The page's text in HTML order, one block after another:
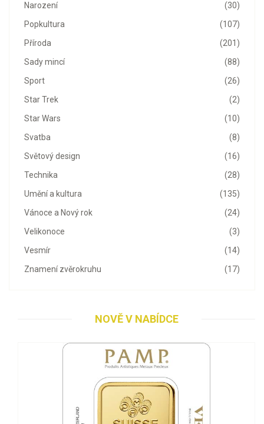
(30)
Narození
(107)
Popkultura
(201)
Příroda
(88)
Sady mincí
(26)
Sport
(2)
Star Trek
(10)
Star Wars
(8)
Svatba
(16)
Světový design
(28)
Technika
(135)
Umění a kultura
(24)
Vánoce a Nový rok
(3)
Velikonoce
(14)
Vesmír
(17)
Znamení zvěrokruhu
NOVĚ V NABÍDCE